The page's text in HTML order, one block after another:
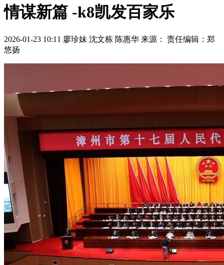
情谋新篇 -k8凯发百家乐
2026-01-23 10:11 廖珍妹 沈文栋 陈惠华 来源： 责任编辑：郑
悠扬